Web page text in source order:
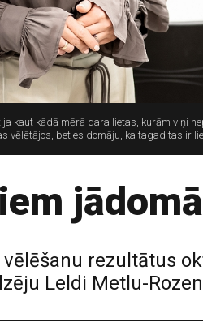
kaut kādā mērā dara lietas, kurām viņi
bet es domāju, ka tagad tas ir
rezultātus
Leldi Metlu-